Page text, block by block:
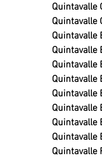
Quintavalle
Quintavalle
Quintavalle
Quintavalle
Quintavalle
Quintavalle
Quintavalle
Quintavalle
Quintavalle
Quintavalle
Quintavalle